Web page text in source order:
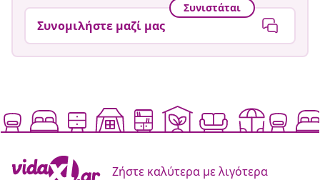
Συνιστάται
Συνομιλήστε μαζί μας
Ζήστε καλύτερα με λιγότερα